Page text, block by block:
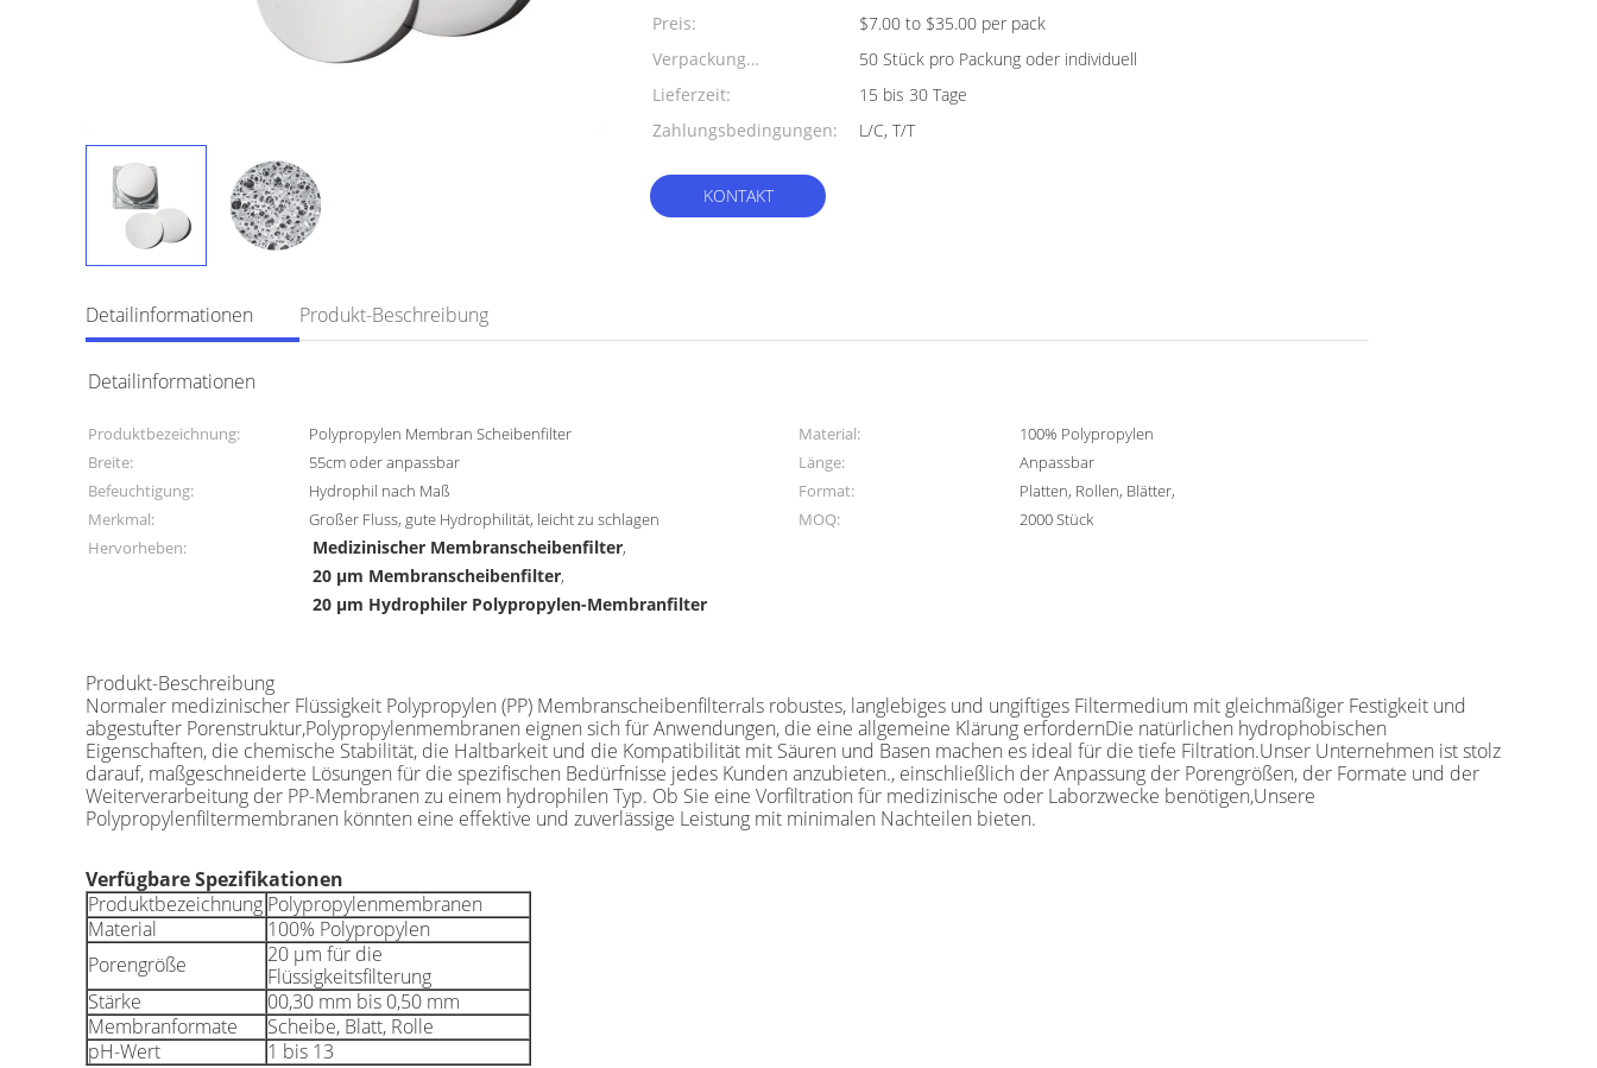
Preis:
$7.00 to $35.00 per pack
Verpackung
Informationen:
50 Stück pro Packung oder individuell
Lieferzeit:
15 bis 30 Tage
Zahlungsbedingungen:
L/C, T/T
KONTAKT
Detailinformationen Produkt-Beschreibung
Detailinformationen
Produktbezeichnung: Polypropylen Membran Scheibenfilter Material:
100% Polypropylen
Breite:
55cm oder anpassbar Länge:
Anpassbar
Befeuchtigung:
Hydrophil nach Maß Format:
Platten, Rollen, Blätter,
Merkmal:
Großer Fluss, gute Hydrophilität, leicht zu schlagen MOQ:
2000 Stück
Hervorheben:
Medizinischer Membranscheibenfilter,
20 μm Membranscheibenfilter,
20 μm Hydrophiler Polypropylen-Membranfilter
Produkt-Beschreibung
Normaler medizinischer Flüssigkeit Polypropylen (PP) Membranscheibenfilterrals robustes, langlebiges und ungiftiges Filtermedium mit gleichmäßiger Festigkeit und
abgestufter Porenstruktur,Polypropylenmembranen eignen sich für Anwendungen, die eine allgemeine Klärung erfordernDie natürlichen hydrophobischen
Eigenschaften, die chemische Stabilität, die Haltbarkeit und die Kompatibilität mit Säuren und Basen machen es ideal für die tiefe Filtration.Unser Unternehmen ist stolz
darauf, maßgeschneiderte Lösungen für die spezifischen Bedürfnisse jedes Kunden anzubieten., einschließlich der Anpassung der Porengrößen, der Formate und der
Weiterverarbeitung der PP-Membranen zu einem hydrophilen Typ. Ob Sie eine Vorfiltration für medizinische oder Laborzwecke benötigen,Unsere
Polypropylenfiltermembranen könnten eine effektive und zuverlässige Leistung mit minimalen Nachteilen bieten.
Verfügbare Spezifikationen
Produktbezeichnung Polypropylenmembranen
Material
100% Polypropylen
Porengröße
20 μm für die
Flüssigkeitsfilterung
Stärke
00,30 mm bis 0,50 mm
Membranformate
Scheibe, Blatt, Rolle
pH-Wert
1 bis 13